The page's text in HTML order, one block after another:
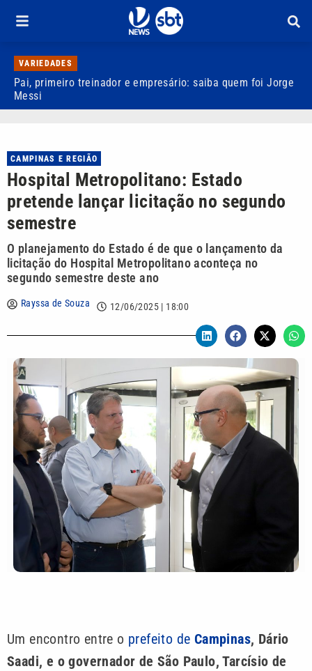
VARIEDADES
Pai, primeiro treinador e empresário: saiba quem foi Jorge
Messi
CAMPINAS E REGIÃO
Hospital Metropolitano: Estado
pretende lançar licitação no segundo
semestre
O planejamento do Estado é de que o lançamento da
licitação do Hospital Metropolitano aconteça no
segundo semestre deste ano
Rayssa de Souza 12/06/2025 | 18:00
Um encontro entre o prefeito de Campinas, Dário
Saadi, e o governador de São Paulo, Tarcísio de